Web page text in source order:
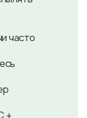
часто
+